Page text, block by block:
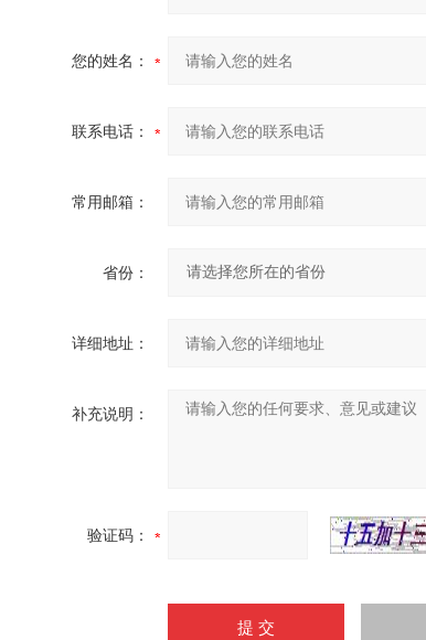
您的姓名：
联系电话：
常用邮箱：
省份：
详细地址：
补充说明：
验证码：